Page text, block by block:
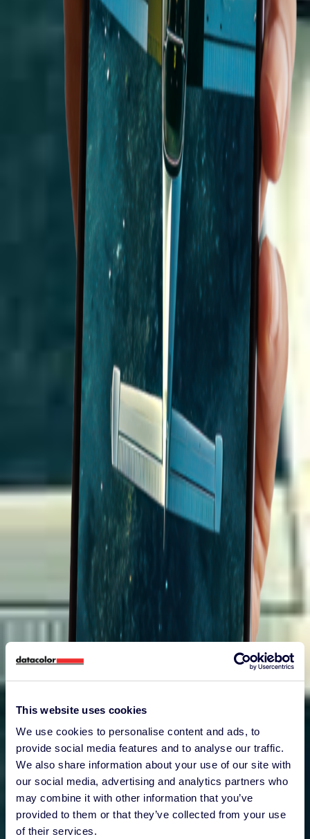
This website uses cookies
We use cookies to personalise content and ads, to
provide social media features and to analyse our traffic.
We also share information about your use of our site with
our social media, advertising and analytics partners who
may combine it with other information that you’ve
provided to them or that they’ve collected from your use
of their services.